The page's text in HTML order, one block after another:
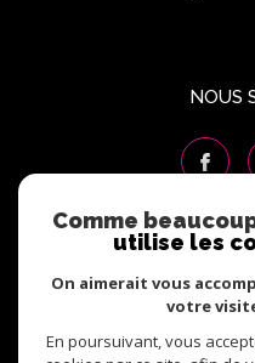
NOUS
Comme
utilise les
On aimerait vous
votre
En poursuivant, vous